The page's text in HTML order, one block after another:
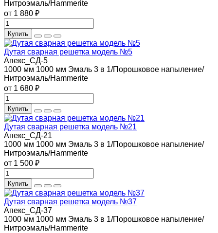
Нитроэмаль/Hammerite
от 1 880 ₽
Купить
Дутая сварная решетка модель №5
Апекс_СД-5
1000 мм 1000 мм Эмаль 3 в 1/Порошковое напыление/
Нитроэмаль/Hammerite
от 1 680 ₽
Купить
Дутая сварная решетка модель №21
Апекс_СД-21
1000 мм 1000 мм Эмаль 3 в 1/Порошковое напыление/
Нитроэмаль/Hammerite
от 1 500 ₽
Купить
Дутая сварная решетка модель №37
Апекс_СД-37
1000 мм 1000 мм Эмаль 3 в 1/Порошковое напыление/
Нитроэмаль/Hammerite